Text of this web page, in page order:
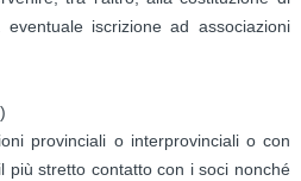
iscrizione ad associazioni
provinciali o interprovinciali o con
più stretto contatto con i soci nonché